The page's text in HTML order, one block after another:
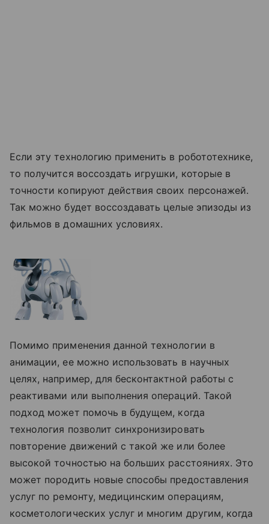
Если эту технологию применить в робототехнике,
то получится воссоздать игрушки, которые в
точности копируют действия своих персонажей.
Так можно будет воссоздавать целые эпизоды из
фильмов в домашних условиях.
Помимо применения данной технологии в
анимации, ее можно использовать в научных
целях, например, для бесконтактной работы с
реактивами или выполнения операций. Такой
подход может помочь в будущем, когда
технология позволит синхронизировать
повторение движений с такой же или более
высокой точностью на больших расстояниях. Это
может породить новые способы предоставления
услуг по ремонту, медицинским операциям,
косметологических услуг и многим другим, когда